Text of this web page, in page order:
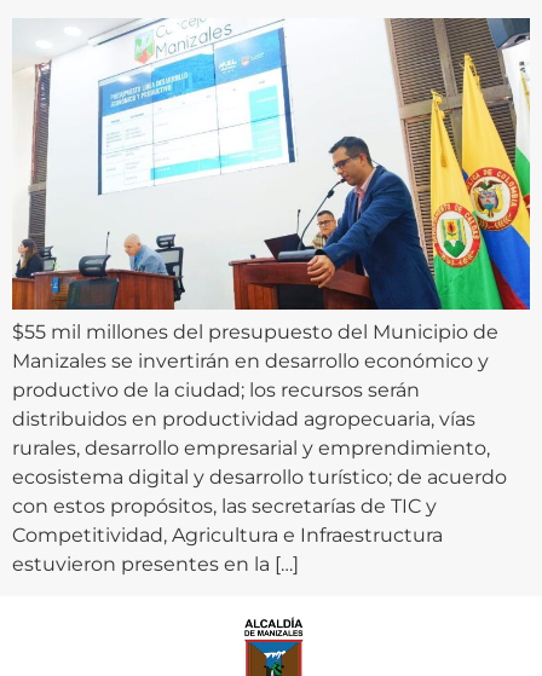
$55 mil millones del presupuesto del Municipio de
Manizales se invertirán en desarrollo económico y
productivo de la ciudad; los recursos serán
distribuidos en productividad agropecuaria, vías
rurales, desarrollo empresarial y emprendimiento,
ecosistema digital y desarrollo turístico; de acuerdo
con estos propósitos, las secretarías de TIC y
Competitividad, Agricultura e Infraestructura
estuvieron presentes en la […]